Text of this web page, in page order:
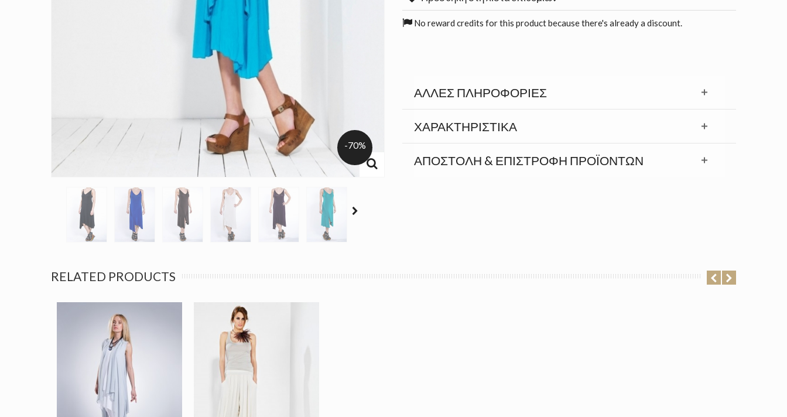
-70%
No reward credits for this product because there's already a discount.
ΆΛΛΕΣ ΠΛΗΡΟΦΟΡΊΕΣ
ΧΑΡΑΚΤΗΡΙΣΤΙΚΆ
ΑΠΟΣΤΟΛΉ & ΕΠΙΣΤΡΟΦΉ ΠΡΟΪΟΝΤΩΝ
RELATED PRODUCTS